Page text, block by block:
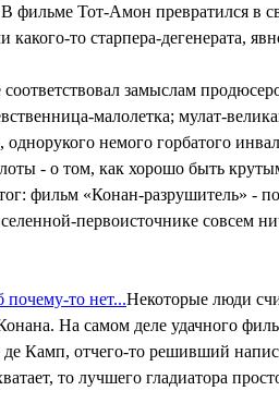
фильме Тот-Амон превратился
то старпера-дегенерата,
замыслам
малолетка; мулат-
немого горбатого
- о том, как хорошо быть
фильм «Конан-разрушитель» -
первоисточнике совсем
то нет...Некоторые люди
На самом деле удачного
Камп, отчего-то решивший
то лучшего гладиатора